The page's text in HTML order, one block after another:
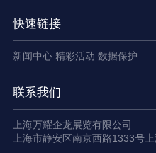
快速链接
新闻中心 精彩活动 数据保护
联系我们
上海万耀企龙展览有限公司
上海市静安区南京西路1333号